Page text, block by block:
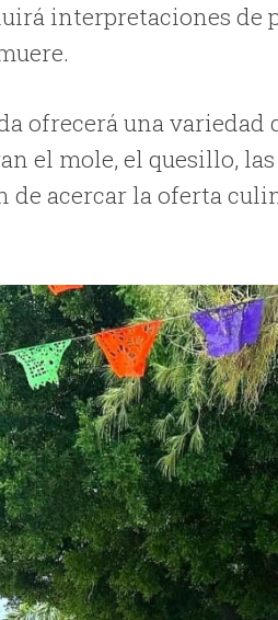
interpretaciones de
ofrecerá una
el mole, el quesillo,
de acercar la oferta